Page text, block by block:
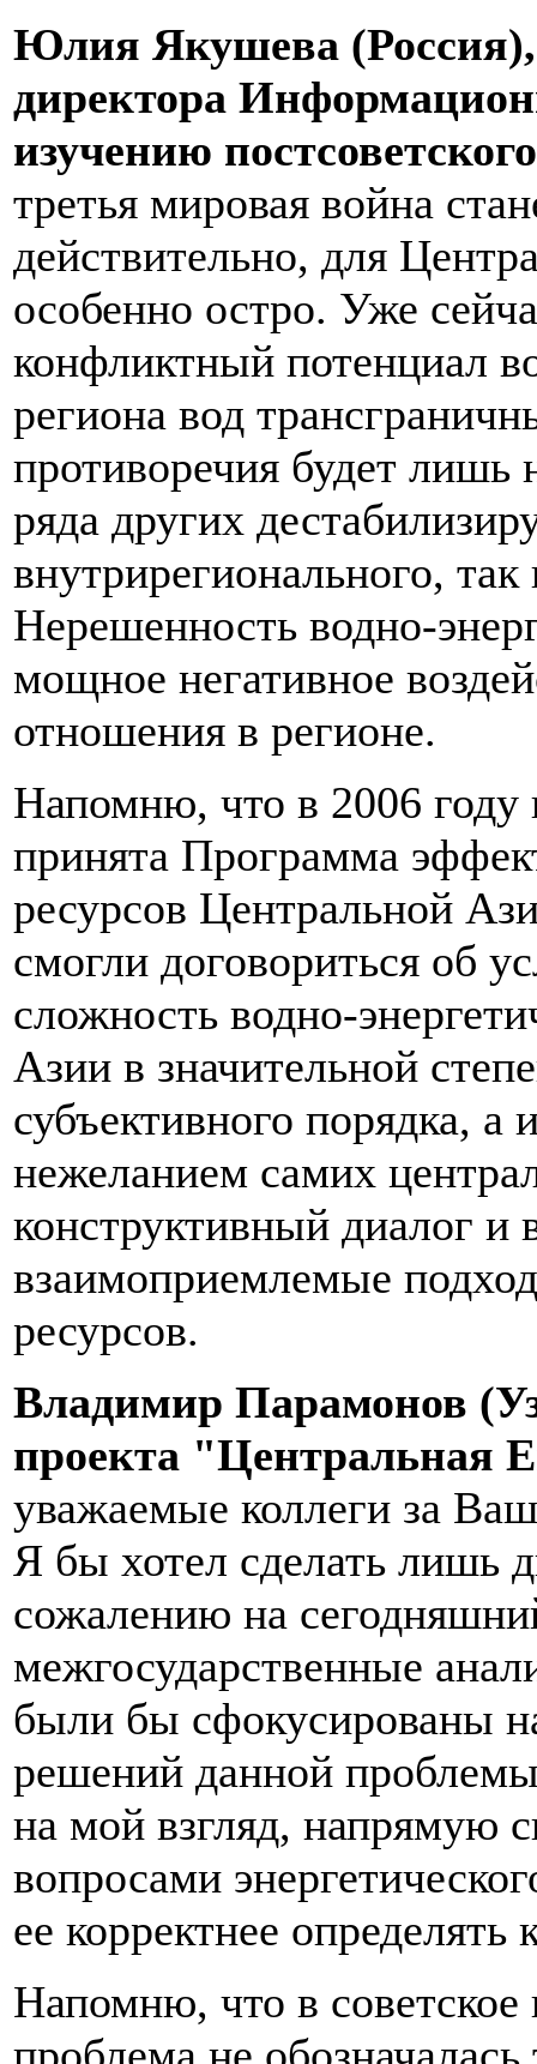
Юлия Якушева (Россия),
директора
изучению
третья мировая война
действительно, для
особенно остро. Уже
конфликтный потенциал
региона вод
противоречия будет лишь
ряда других
внутрирегионального,
Нерешенность водно-
мощное негативное
отношения в регионе.
Напомню, что в 2006
принята Программа
ресурсов Центральной
смогли договориться об
сложность водно-
Азии в значительной
субъективного порядка,
нежеланием самих
конструктивный диалог и
взаимоприемлемые
ресурсов.
Владимир Парамонов
проекта "Центральная
уважаемые коллеги за
Я бы хотел сделать лишь
сожалению на
межгосударственные
были бы сфокусированы
решений данной
на мой взгляд, напрямую
вопросами
ее корректнее
Напомню, что в советское